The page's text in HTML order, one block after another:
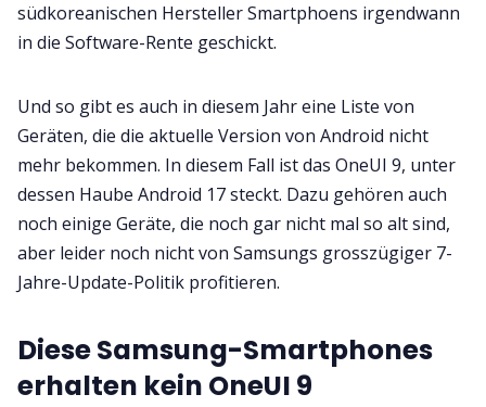
südkoreanischen Hersteller Smartphoens irgendwann
in die Software-Rente geschickt.
Und so gibt es auch in diesem Jahr eine Liste von
Geräten, die die aktuelle Version von Android nicht
mehr bekommen. In diesem Fall ist das OneUI 9, unter
dessen Haube Android 17 steckt. Dazu gehören auch
noch einige Geräte, die noch gar nicht mal so alt sind,
aber leider noch nicht von Samsungs grosszügiger 7-
Jahre-Update-Politik profitieren.
Diese Samsung-Smartphones
erhalten kein OneUI 9